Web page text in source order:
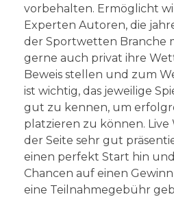
vorbehalten. Ermöglicht
Experten Autoren, die
der Sportwetten Branche
gerne auch privat ihre
Beweis stellen und zum
ist wichtig, das jeweilige
gut zu kennen, um
platzieren zu können.
der Seite sehr gut
einen perfekt Start hin
Chancen auf einen
eine Teilnahmegebühr